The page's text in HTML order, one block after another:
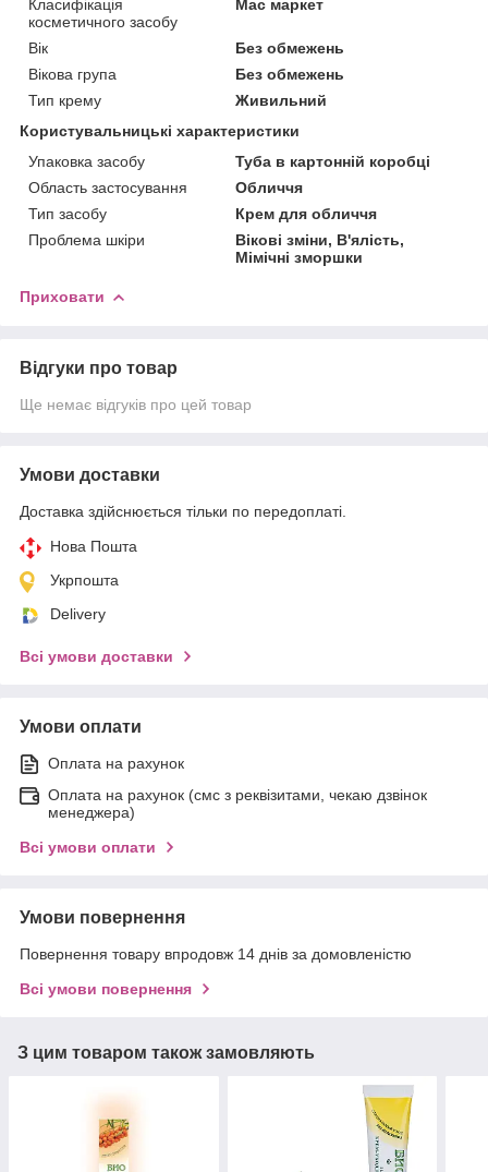
Класифікація
косметичного засобу
Мас маркет
Вік
Без обмежень
Вікова група
Без обмежень
Тип крему
Живильний
Користувальницькі характеристики
Упаковка засобу
Туба в картонній коробці
Область застосування
Обличчя
Тип засобу
Крем для обличчя
Проблема шкіри
Вікові зміни, В'ялість,
Мімічні зморшки
Приховати
Відгуки про товар
Ще немає відгуків про цей товар
Умови доставки
Доставка здійснюється тільки по передоплаті.
Нова Пошта
Укрпошта
Delivery
Всі умови доставки
Умови оплати
Оплата на рахунок
Оплата на рахунок (смс з реквізитами, чекаю дзвінок
менеджера)
Всі умови оплати
Умови повернення
Повернення товару впродовж 14 днів за домовленістю
Всі умови повернення
З цим товаром також замовляють